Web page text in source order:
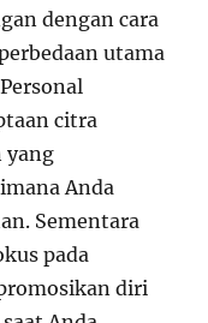
dengan cara
utama
citra
yang
Anda
Sementara
pada
diri